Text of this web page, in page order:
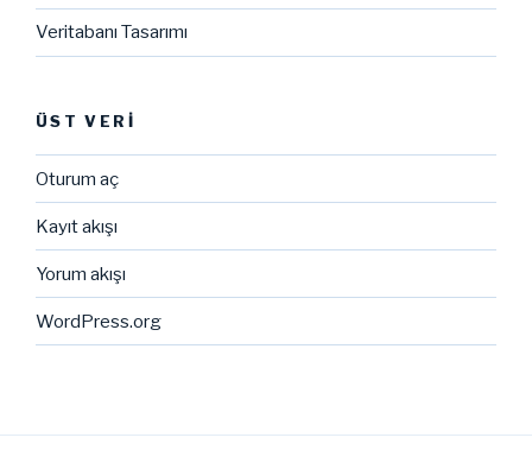
Veritabanı Tasarımı
ÜST VERI
Oturum aç
Kayıt akışı
Yorum akışı
WordPress.org